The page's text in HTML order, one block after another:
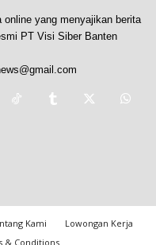
online yang menyajikan berita
PT Visi Siber Banten
Kami
Lowongan Kerja
& Conditions